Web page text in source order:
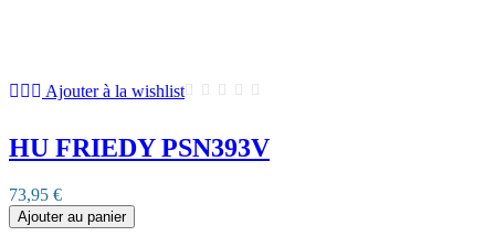
Ajouter à la wishlist
HU FRIEDY PSN393V
73,95 €
Ajouter au panier